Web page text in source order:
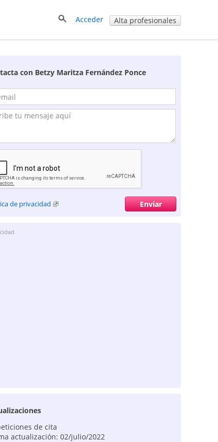
Acceder Alta profesionales
con Betzy Maritza Fernández Ponce
de privacidad
de cita
actualización: 02/julio/2022